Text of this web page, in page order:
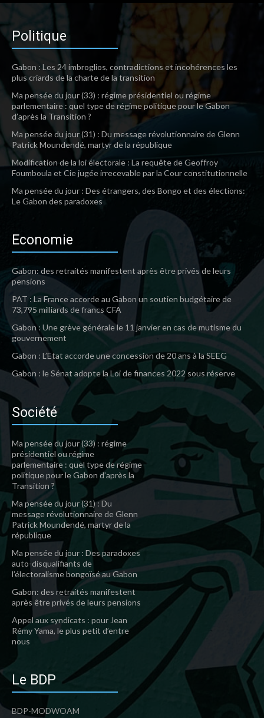
Politique
Gabon : Les 24 imbroglios, contradictions et incohérences les
plus criards de la charte de la transition
Ma pensée du jour (33) : régime présidentiel ou régime
parlementaire : quel type de régime politique pour le Gabon
d’après la Transition ?
Ma pensée du jour (31) : Du message révolutionnaire de Glenn
Patrick Moundendé, martyr de la république
Modification de la loi électorale : La requête de Geoffroy
Foumboula et Cie jugée irrecevable par la Cour constitutionnelle
Ma pensée du jour : Des étrangers, des Bongo et des élections:
Le Gabon des paradoxes
Economie
Gabon: des retraités manifestent après être privés de leurs
pensions
PAT : La France accorde au Gabon un soutien budgétaire de
73,795 milliards de francs CFA
Gabon : Une grève générale le 11 janvier en cas de mutisme du
gouvernement
Gabon : L’Etat accorde une concession de 20 ans à la SEEG
Gabon : le Sénat adopte la Loi de finances 2022 sous réserve
Société
Ma pensée du jour (33) : régime
présidentiel ou régime
parlementaire : quel type de régime
politique pour le Gabon d’après la
Transition ?
Ma pensée du jour (31) : Du
message révolutionnaire de Glenn
Patrick Moundendé, martyr de la
république
Ma pensée du jour : Des paradoxes
auto-disqualifiants de
l’électoralisme bongoïsé au Gabon
Gabon: des retraités manifestent
après être privés de leurs pensions
Appel aux syndicats : pour Jean
Rémy Yama, le plus petit d’entre
nous
Le BDP
BDP-MODWOAM